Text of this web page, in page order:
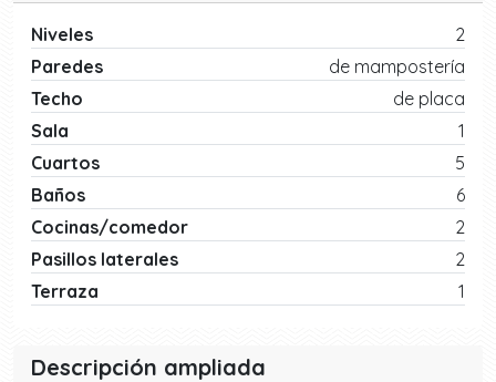
Niveles
2
Paredes
de mampostería
Techo
de placa
Sala
1
Cuartos
5
Baños
6
Cocinas/comedor
2
Pasillos laterales
2
Terraza
1
Descripción ampliada